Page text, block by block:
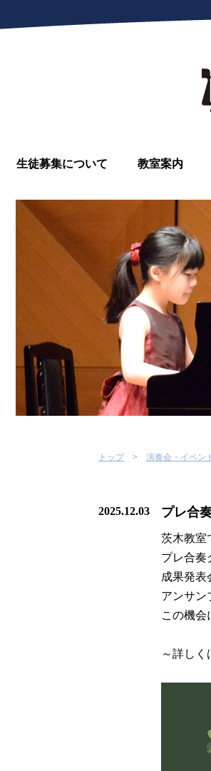
生徒募集について 教室案内
トップ 演奏会・イベン
2025.12.03 プレ合
茨木教室
プレ合奏
成果発表
アンサン
この機会
～詳しく